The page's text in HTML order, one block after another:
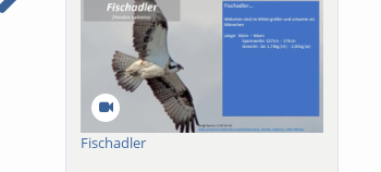
Linguistik Video 1
Fischadler